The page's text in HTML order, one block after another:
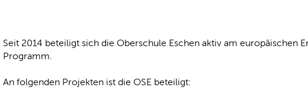
Seit 2014 beteiligt sich die Oberschule Eschen aktiv am europäischen
Programm.
An folgenden Projekten ist die OSE beteiligt: